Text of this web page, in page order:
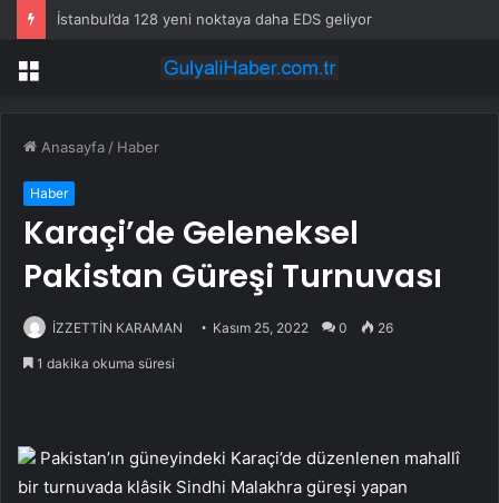
İstanbul’da 128 yeni noktaya daha EDS geliyor
Menü
Anasayfa / Haber
Haber
Karaçi’de Geleneksel
Pakistan Güreşi Turnuvası
İZZETTİN KARAMAN Kasım 25, 2022 0 26
1 dakika okuma süresi
Pakistan’ın güneyindeki Karaçi’de düzenlenen mahallî
bir turnuvada klâsik Sindhi Malakhra güreşi yapan